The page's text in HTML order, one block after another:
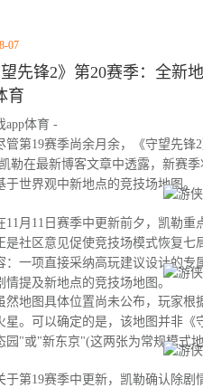
07
望先锋2》第20赛季：全新
育
app体育 -
19赛季尚余月余，《守望先锋2
勒在最新博客文章中透露，新赛
于世界观中新地点的竞技场地图。
月11日赛季中更新前夕，凯勒重
社区意见促使竞技场模式恢复七
：一项直接采纳高玩建议设计的
情提及新地点的竞技场地图。
图具体位置尚未公布，玩家根
星。可以确定的是，该地图并非《
园"或"新东京"(这两张为常规模式地
19赛季中更新，凯勒确认除剧